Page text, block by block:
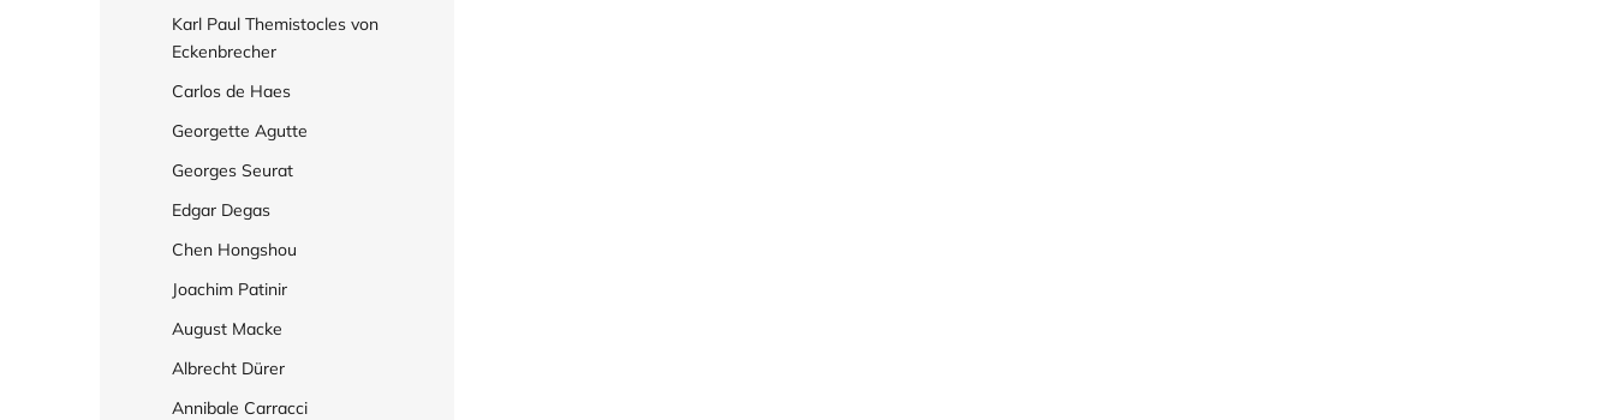
Karl Paul Themistocles von
Eckenbrecher
Carlos de Haes
Georgette Agutte
Georges Seurat
Edgar Degas
Chen Hongshou
Joachim Patinir
August Macke
Albrecht Dürer
Annibale Carracci